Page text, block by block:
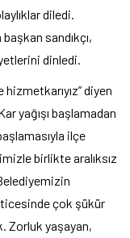
diledi.
sandıkçı,
dinledi.
hizmetkarıyız” diyen
yağışı başlamadan
ilçe
birlikte aralıksız
çok şükür
Zorluk yaşayan,